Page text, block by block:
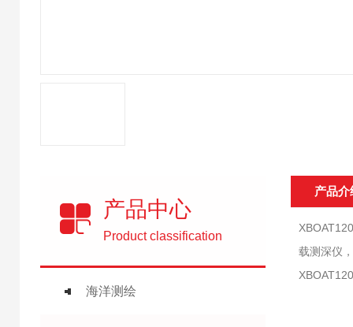
产品中心
Product classification
海洋测绘
产品介
载测深仪